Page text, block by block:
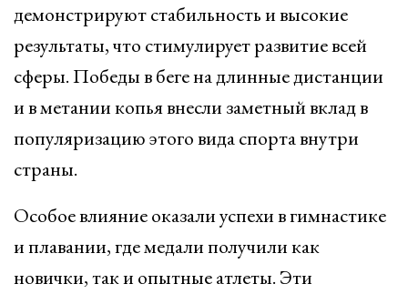
демонстрируют стабильность и высокие
результаты, что стимулирует развитие всей
сферы. Победы в беге на длинные дистанции
и в метании копья внесли заметный вклад в
популяризацию этого вида спорта внутри
страны.
Особое влияние оказали успехи в гимнастике
и плавании, где медали получили как
новички, так и опытные атлеты. Эти